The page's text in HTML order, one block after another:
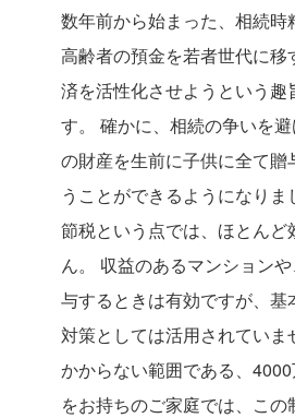
数年前から始まった、相続時
高齢者の預金を若者世代に移
済を活性化させようという趣
す。
確かに、相続の争いを
の財産を生前に子供に全て贈
うことができるようになりま
節税という点では、ほとんど
ん。
収益のあるマンション
与するときは有効ですが、基
対策としては活用されていま
かからない範囲である、
をお持ちのご家庭では、この